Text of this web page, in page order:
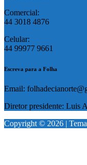
Comercial:
44 3018 4876
Celular:
44 99977 9661
Escreva para a Folha
Email:
Diretor presidente: Luis
Copyright © 2026 |